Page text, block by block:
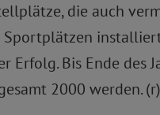
die auch
Sportplätzen
Erfolg. Bis Ende des
2000 werden. (r)